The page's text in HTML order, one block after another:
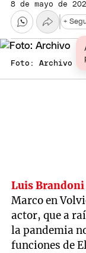
8 de mayo de
+
Foto: Archivo
Luis Brandoni
Marco en
actor, que a
la pandemia
funciones de